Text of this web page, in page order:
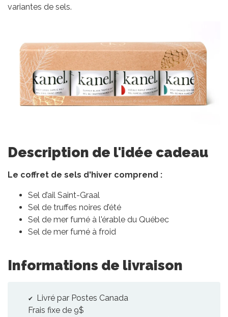
variantes de sels.
Description de l'idée cadeau
Le coffret de sels d'hiver comprend :
Sel d’ail Saint-Graal
Sel de truffes noires d’été
Sel de mer fumé à l'érable du Québec
Sel de mer fumé à froid
Informations de livraison
Livré par Postes Canada
Frais fixe de 9$